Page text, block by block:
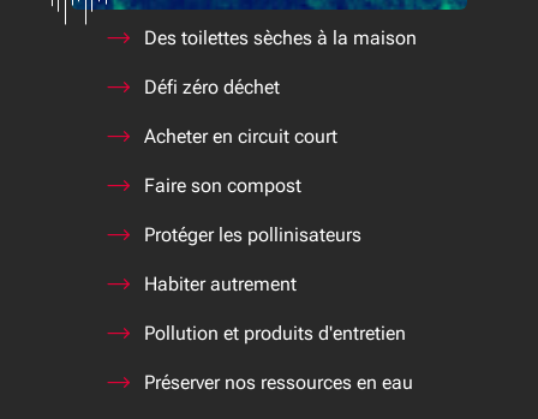
Des toilettes sèches à la maison
Défi zéro déchet
Acheter en circuit court
Faire son compost
Protéger les pollinisateurs
Habiter autrement
Pollution et produits d'entretien
Préserver nos ressources en eau